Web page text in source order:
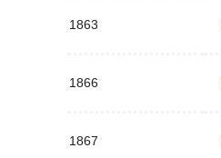
1863
1866
1867